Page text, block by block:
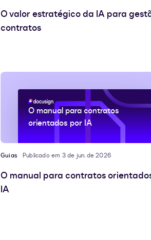
O valor estratégico da IA para
contratos
O manual para contratos
orientados por IA
Guias Publicado em 3 de jun. de 2026
O manual para contratos
IA